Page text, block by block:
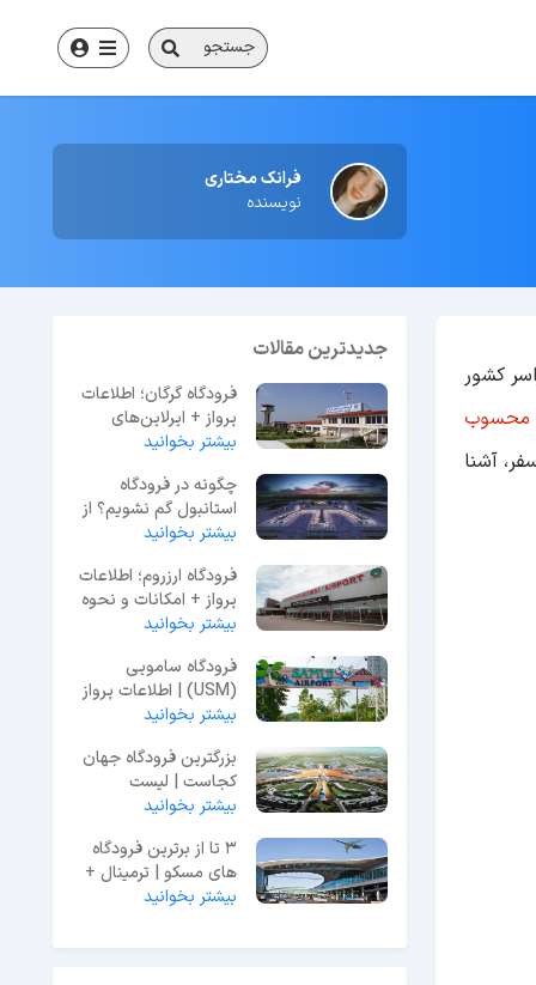
جستجو
فرانک مختاری
نویسنده
کشور
محسوب
آشنا
جدیدترین مقالات
فرودگاه گرگان؛ اطلاعات
پرواز + ایرلاین‌های
فعال، امکانات
بیشتر بخوانید
چگونه در فرودگاه
استانبول گم نشویم؟ از
ورود تا خروج
بیشتر بخوانید
فرودگاه ارزروم؛ اطلاعات
پرواز + امکانات و نحوه
دسترسی
بیشتر بخوانید
فرودگاه سامویی
(USM) | اطلاعات پرواز
و راهنمای فرودگاه
بیشتر بخوانید
بزرگترین فرودگاه جهان
کجاست | لیست
فرودگاه‌های معروف دنیا
بیشتر بخوانید
3 تا از برترین فرودگاه
های مسکو | ترمینال +
راه دسترسی + نقشه
بیشتر بخوانید